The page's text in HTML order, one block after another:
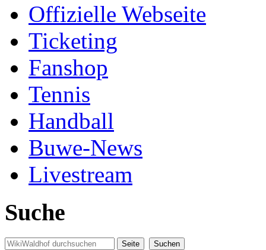
Offizielle Webseite
Ticketing
Fanshop
Tennis
Handball
Buwe-News
Livestream
Suche